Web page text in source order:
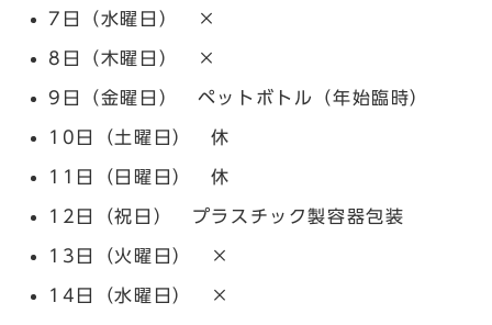
7日（水曜日） ×
8日（木曜日） ×
9日（金曜日） ペットボトル（年始臨時）
10日（土曜日） 休
11日（日曜日） 休
12日（祝日） プラスチック製容器包装
13日（火曜日） ×
14日（水曜日） ×